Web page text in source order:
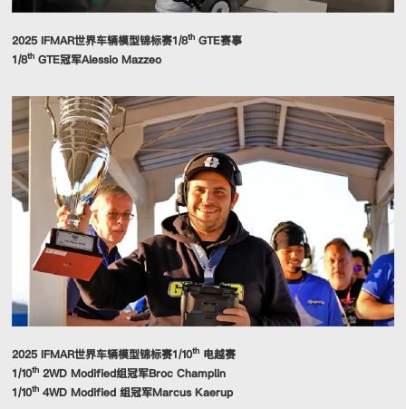
2025 IFMAR世界车辆模型锦标赛1/8th GTE赛事
1/8th GTE冠军Alessio Mazzeo
2025 IFMAR世界车辆模型锦标赛1/10th 电越赛
1/10th 2WD Modified组冠军Broc Champlin
1/10th 4WD Modified 组冠军Marcus Kaerup